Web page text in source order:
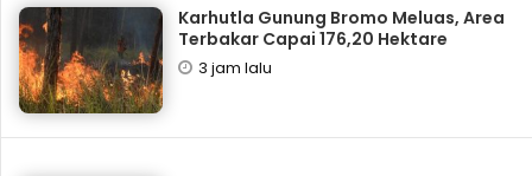
Karhutla Gunung Bromo Meluas, Area
Terbakar Capai 176,20 Hektare
3 jam lalu